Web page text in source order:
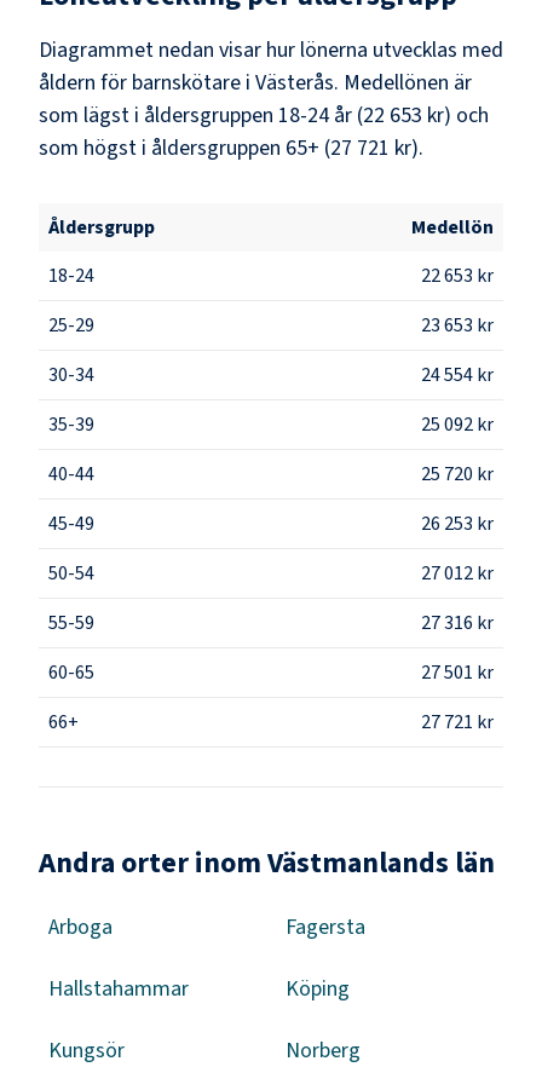
Diagrammet nedan visar hur lönerna utvecklas med
åldern för barnskötare i Västerås. Medellönen är
som lägst i åldersgruppen 18-24 år (22 653 kr) och
som högst i åldersgruppen 65+ (27 721 kr).
Åldersgrupp
Medellön
18-24
22 653 kr
25-29
23 653 kr
30-34
24 554 kr
35-39
25 092 kr
40-44
25 720 kr
45-49
26 253 kr
50-54
27 012 kr
55-59
27 316 kr
60-65
27 501 kr
66+
27 721 kr
Andra orter inom Västmanlands län
Arboga Fagersta
Hallstahammar Köping
Kungsör Norberg